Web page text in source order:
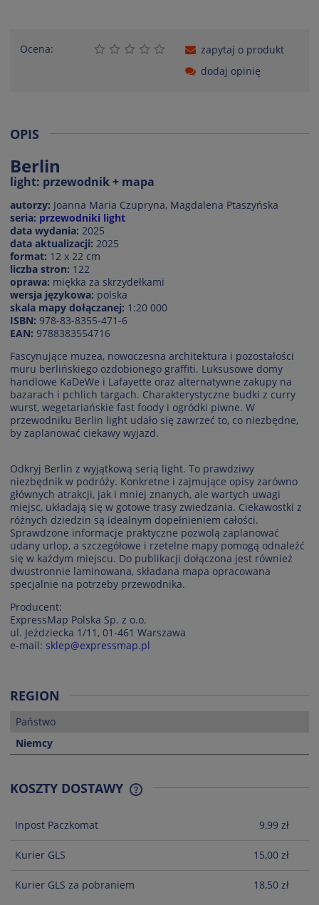
Ocena:
zapytaj o produkt
dodaj opinię
OPIS
Berlin
light: przewodnik + mapa
autorzy: Joanna Maria Czupryna, Magdalena Ptaszyńska
seria: przewodniki light
data wydania: 2025
data aktualizacji: 2025
format: 12 x 22 cm
liczba stron: 122
oprawa: miękka za skrzydełkami
wersja językowa: polska
skala mapy dołączanej: 1:20 000
ISBN: 978-83-8355-471-6
EAN: 9788383554716
Fascynujące muzea, nowoczesna architektura i pozostałości
muru berlińskiego ozdobionego graffiti. Luksusowe domy
handlowe KaDeWe i Lafayette oraz alternatywne zakupy na
bazarach i pchlich targach. Charakterystyczne budki z curry
wurst, wegetariańskie fast foody i ogródki piwne. W
przewodniku Berlin light udało się zawrzeć to, co niezbędne,
by zaplanować ciekawy wyjazd.
Odkryj Berlin z wyjątkową serią light. To prawdziwy
niezbędnik w podróży. Konkretne i zajmujące opisy zarówno
głównych atrakcji, jak i mniej znanych, ale wartych uwagi
miejsc, układają się w gotowe trasy zwiedzania. Ciekawostki z
różnych dziedzin są idealnym dopełnieniem całości.
Sprawdzone informacje praktyczne pozwolą zaplanować
udany urlop, a szczegółowe i rzetelne mapy pomogą odnaleźć
się w każdym miejscu. Do publikacji dołączona jest również
dwustronnie laminowana, składana mapa opracowana
specjalnie na potrzeby przewodnika.
Producent:
ExpressMap Polska Sp. z o.o.
ul. Jeździecka 1/11, 01-461 Warszawa
e-mail: sklep@expressmap.pl
REGION
Państwo
Niemcy
KOSZTY DOSTAWY
Inpost Paczkomat 9,99 zł
Kurier GLS 15,00 zł
Kurier GLS za pobraniem 18,50 zł